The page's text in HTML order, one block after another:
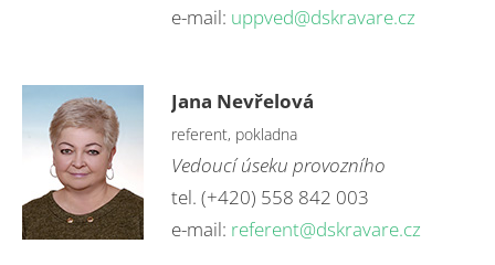
e-mail: uppved@dskravare.cz
Jana Nevřelová
referent, pokladna
Vedoucí úseku provozního
tel. (+420) 558 842 003
e-mail: referent@dskravare.cz